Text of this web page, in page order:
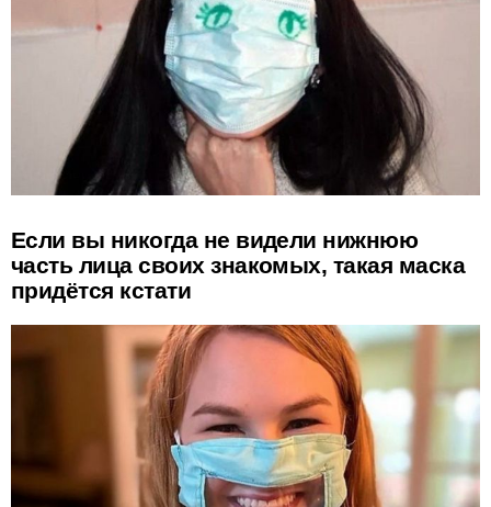
Если вы никогда не видели нижнюю
часть лица своих знакомых, такая маска
придётся кстати